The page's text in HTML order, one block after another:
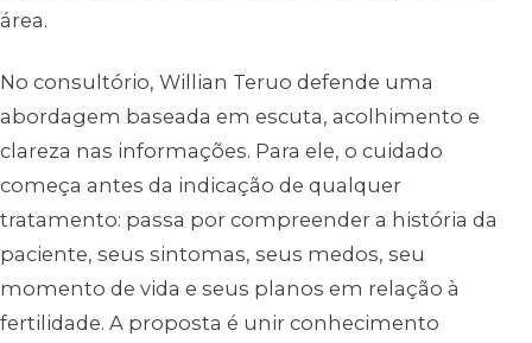
área.
No consultório, Willian Teruo defende uma
abordagem baseada em escuta, acolhimento e
clareza nas informações. Para ele, o cuidado
começa antes da indicação de qualquer
tratamento: passa por compreender a história da
paciente, seus sintomas, seus medos, seu
momento de vida e seus planos em relação à
fertilidade. A proposta é unir conhecimento